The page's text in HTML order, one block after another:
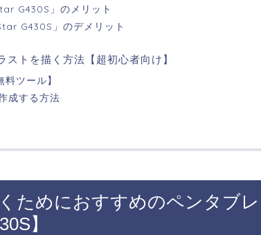
G430S」のメリット
G430S」のデメリット
トを描く方法【超初心者向け】
ツール】
成する方法
ためにおすすめのペンタブレ
】